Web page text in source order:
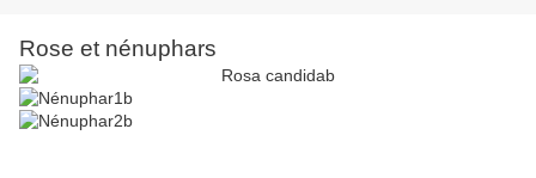
Rose et nénuphars